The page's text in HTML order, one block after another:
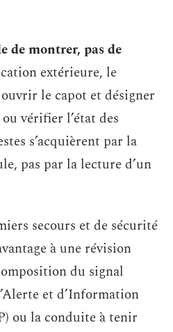
de montrer, pas de
extérieure, le
le capot et désigner
vérifier l’état des
s’acquièrent par la
pas par la lecture d’un
secours et de sécurité
à une révision
du signal
et d’Information
ou la conduite à tenir